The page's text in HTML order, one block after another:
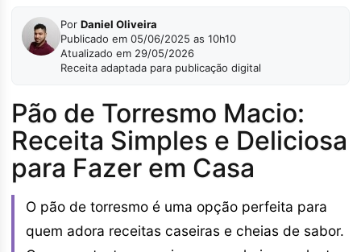
Por Daniel Oliveira
Publicado em 05/06/2025 as 10h10
Atualizado em 29/05/2026
Receita adaptada para publicação digital
Pão de Torresmo Macio:
Receita Simples e Deliciosa
para Fazer em Casa
O pão de torresmo é uma opção perfeita para
quem adora receitas caseiras e cheias de sabor.